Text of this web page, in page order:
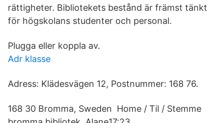
rättigheter. Bibliotekets bestånd är främst tänkt
för högskolans studenter och personal.
Plugga eller koppla av.
Adr klasse
Adress: Klädesvägen 12, Postnummer: 168 76.
168 30 Bromma, Sweden Home / Til / Stemme